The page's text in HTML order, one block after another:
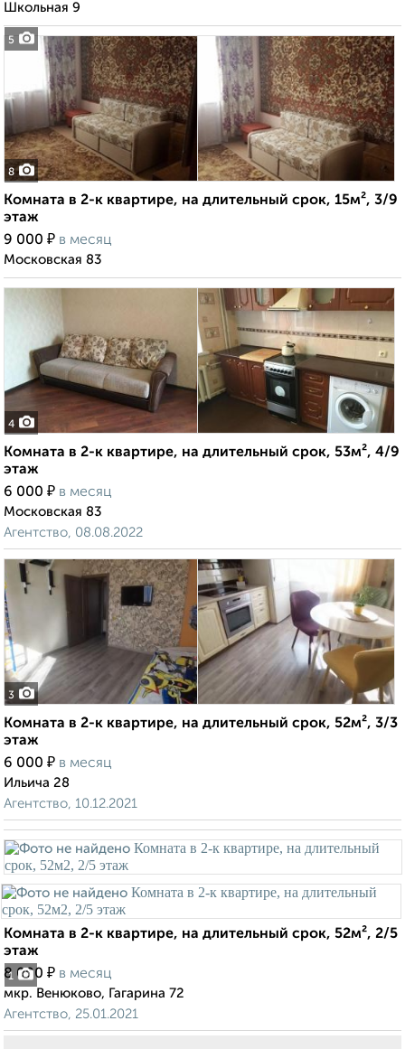
5
Школьная 9
8
Комната в 2-к квартире, на длительный срок, 15м², 3/9
этаж
9 000 ₽ в месяц
Московская 83
4
Комната в 2-к квартире, на длительный срок, 53м², 4/9
этаж
6 000 ₽ в месяц
Московская 83
Агентство, 08.08.2022
3
Комната в 2-к квартире, на длительный срок, 52м², 3/3
этаж
6 000 ₽ в месяц
Ильича 28
Агентство, 10.12.2021
1
Комната в 2-к квартире, на длительный срок, 52м², 2/5
этаж
8 000 ₽ в месяц
мкр. Венюково, Гагарина 72
Агентство, 25.01.2021